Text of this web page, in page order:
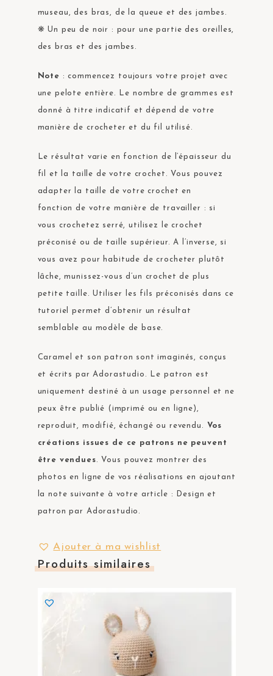
museau, des bras, de la queue et des jambes.
❋ Un peu de noir : pour une partie des oreilles,
des bras et des jambes.
Note : commencez toujours votre projet avec
une pelote entière. Le nombre de grammes est
donné à titre indicatif et dépend de votre
manière de crocheter et du fil utilisé.
Le résultat varie en fonction de l’épaisseur du
fil et la taille de votre crochet. Vous pouvez
adapter la taille de votre crochet en
fonction de votre manière de travailler : si
vous crochetez serré, utilisez le crochet
préconisé ou de taille supérieur. A l’inverse, si
vous avez pour habitude de crocheter plutôt
lâche, munissez-vous d’un crochet de plus
petite taille. Utiliser les fils préconisés dans ce
tutoriel permet d’obtenir un résultat
semblable au modèle de base.
Caramel et son patron sont imaginés, conçus
et écrits par Adorastudio. Le patron est
uniquement destiné à un usage personnel et ne
peux être publié (imprimé ou en ligne),
reproduit, modifié, échangé ou revendu. Vos
créations issues de ce patrons ne peuvent
être vendues. Vous pouvez montrer des
photos en ligne de vos réalisations en ajoutant
la note suivante à votre article : Design et
patron par Adorastudio.
Ajouter à ma wishlist
Produits similaires